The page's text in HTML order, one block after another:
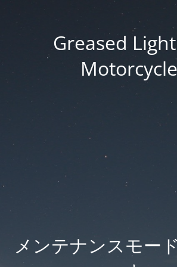
Greased
メンテナンスモー